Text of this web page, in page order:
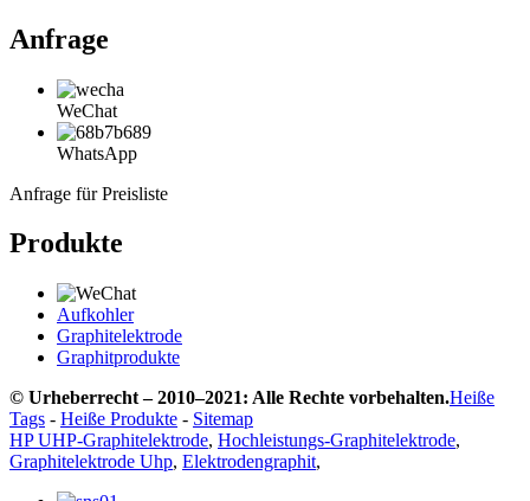
Anfrage
WeChat
WhatsApp
Anfrage für Preisliste
Produkte
Aufkohler
Graphitelektrode
Graphitprodukte
© Urheberrecht – 2010–2021: Alle Rechte vorbehalten.Heiße
Tags - Heiße Produkte - Sitemap
HP UHP-Graphitelektrode, Hochleistungs-Graphitelektrode,
Graphitelektrode Uhp, Elektrodengraphit,